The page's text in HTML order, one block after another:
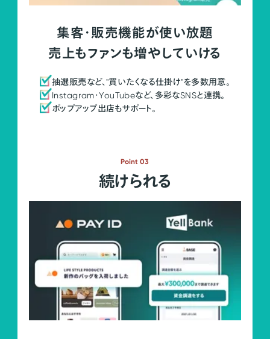
集客・販売機能が使い放題
売上もファンも増やしていける
抽選販売など、"買いたくなる仕掛け"を多数用意。
Instagram・YouTubeなど、多彩なSNSと連携。
ポップアップ出店もサポート。
Point 03
続けられる